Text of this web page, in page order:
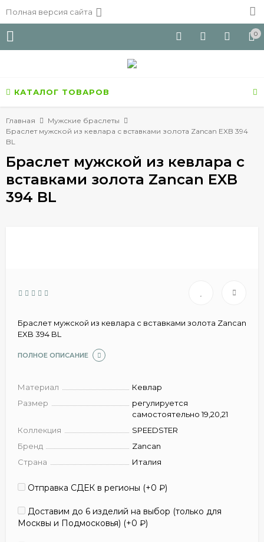
Полная версия сайта
0
КАТАЛОГ ТОВАРОВ
Главная
Мужские браслеты
Браслет мужской из кевлара с вставками золота Zancan EXB 394
BL
Браслет мужской из кевлара с
вставками золота Zancan EXB
394 BL
Браслет мужской из кевлара с вставками золота Zancan
EXB 394 BL
ПОЛНОЕ ОПИСАНИЕ
Материал
Кевлар
Размер
регулируется
самостоятельно 19,20,21
Коллекция
SPEEDSTER
Бренд
Zancan
Страна
Италия
Отправка СДЕК в регионы (+0 ₽)
Доставим до 6 изделий на выбор (только для
Москвы и Подмосковья) (+0 ₽)